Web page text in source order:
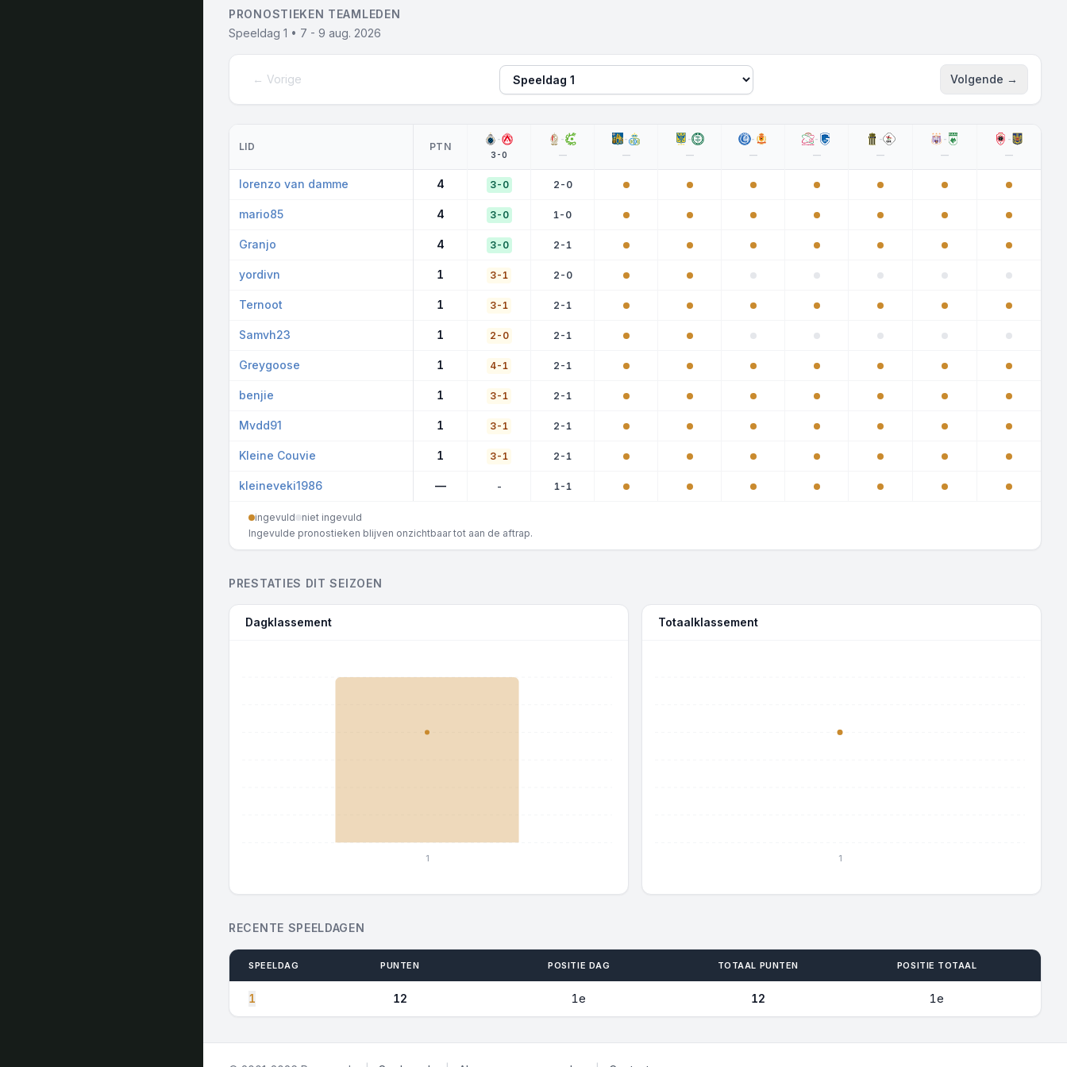
PRONOSTIEKEN TEAMLEDEN
Speeldag 1 • 7 - 9 aug. 2026
← Vorige Volgende →
Volgende
LID PTN
-
3-0
-
—
-
—
-
—
-
—
-
—
-
—
-
—
-
—
lorenzo van damme 4 3-0 2-0
mario85 4 3-0 1-0
Granjo 4 3-0 2-1
yordivn 1 3-1 2-0
Ternoot 1 3-1 2-1
Samvh23 1 2-0 2-1
Greygoose 1 4-1 2-1
benjie 1 3-1 2-1
Mvdd91 1 3-1 2-1
Kleine Couvie 1 3-1 2-1
kleineveki1986 — - 1-1
ingevuld
niet ingevuld
Ingevulde pronostieken blijven onzichtbaar tot aan de aftrap.
PRESTATIES DIT SEIZOEN
Dagklassement
1
Totaalklassement
1
RECENTE SPEELDAGEN
SPEELDAG PUNTEN POSITIE DAG TOTAAL PUNTEN POSITIE TOTAAL
1 12 1e 12 1e